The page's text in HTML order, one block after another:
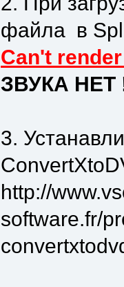
файла в
Can't
ЗВУКА НЕТ
3.
http://
software.fr/